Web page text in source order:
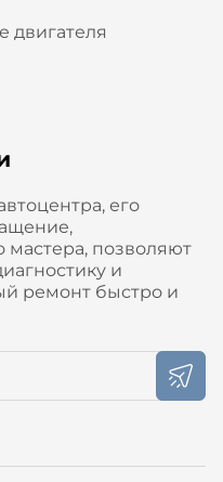
двигателя
его
позволяют
и
ремонт быстро и